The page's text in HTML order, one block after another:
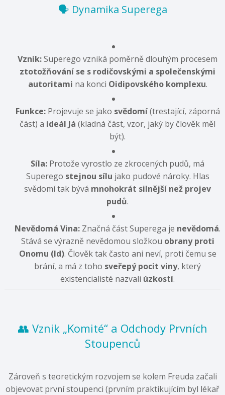
🗣️ Dynamika Superega
Vznik:Superego vzniká poměrně dlouhým procesem
ztotožňování se s rodičovskými a společenskými
autoritami na konci Oidipovského komplexu.
Funkce:Projevuje se jako svědomí(trestající, záporná
část) a ideál Já (kladná část, vzor, jaký by člověk měl
být).
Síla: Protože vyrostlo ze zkrocených pudů, má
Superego stejnou sílu jako pudové nároky. Hlas
svědomí tak bývá mnohokrát silnější než projev
pudů.
Nevědomá Vina: Značná část Superega je nevědomá.
Stává se výrazně nevědomou složkou obrany proti
Onomu (Id). Člověk tak často ani neví, proti čemu se
brání, a má z toho sveřepý pocit viny, který
existencialisté nazvali úzkostí.
👥 Vznik „Komité“ a Odchody Prvních
Stoupenců
Zároveň s teoretickým rozvojem se kolem Freuda začali
objevovat první stoupenci (prvním praktikujícím byl lékař